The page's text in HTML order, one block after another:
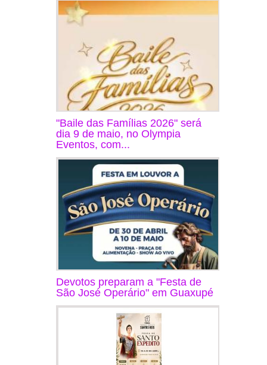
"Baile das Famílias 2026" será
dia 9 de maio, no Olympia
Eventos, com...
Devotos preparam a "Festa de
São José Operário" em Guaxupé